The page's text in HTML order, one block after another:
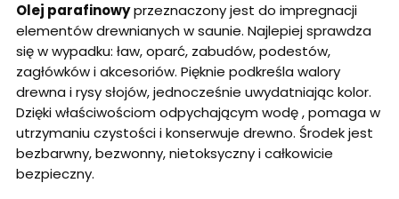
Olej parafinowyprzeznaczony jest do impregnacji
elementów drewnianych w saunie. Najlepiej sprawdza
się w wypadku: ław, oparć, zabudów, podestów,
zagłówków i akcesoriów. Pięknie podkreśla walory
drewna i rysy słojów, jednocześnie uwydatniając kolor.
Dzięki właściwościom odpychającym wodę , pomaga w
utrzymaniu czystości i konserwuje drewno. Środek jest
bezbarwny, bezwonny, nietoksyczny i całkowicie
bezpieczny.